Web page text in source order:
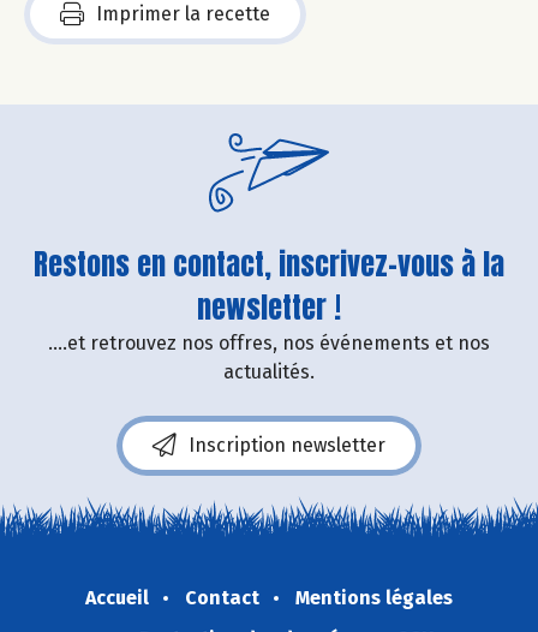
Imprimer la recette
Restons en contact, inscrivez-vous à la
newsletter !
....et retrouvez nos offres, nos événements et nos
actualités.
Inscription newsletter
Accueil Contact
Mentions légales